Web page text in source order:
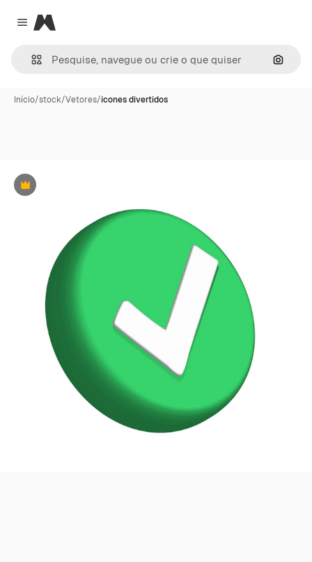
Close menu
Magnific
Início/stock/Vetores/ícones divertidos
Premium